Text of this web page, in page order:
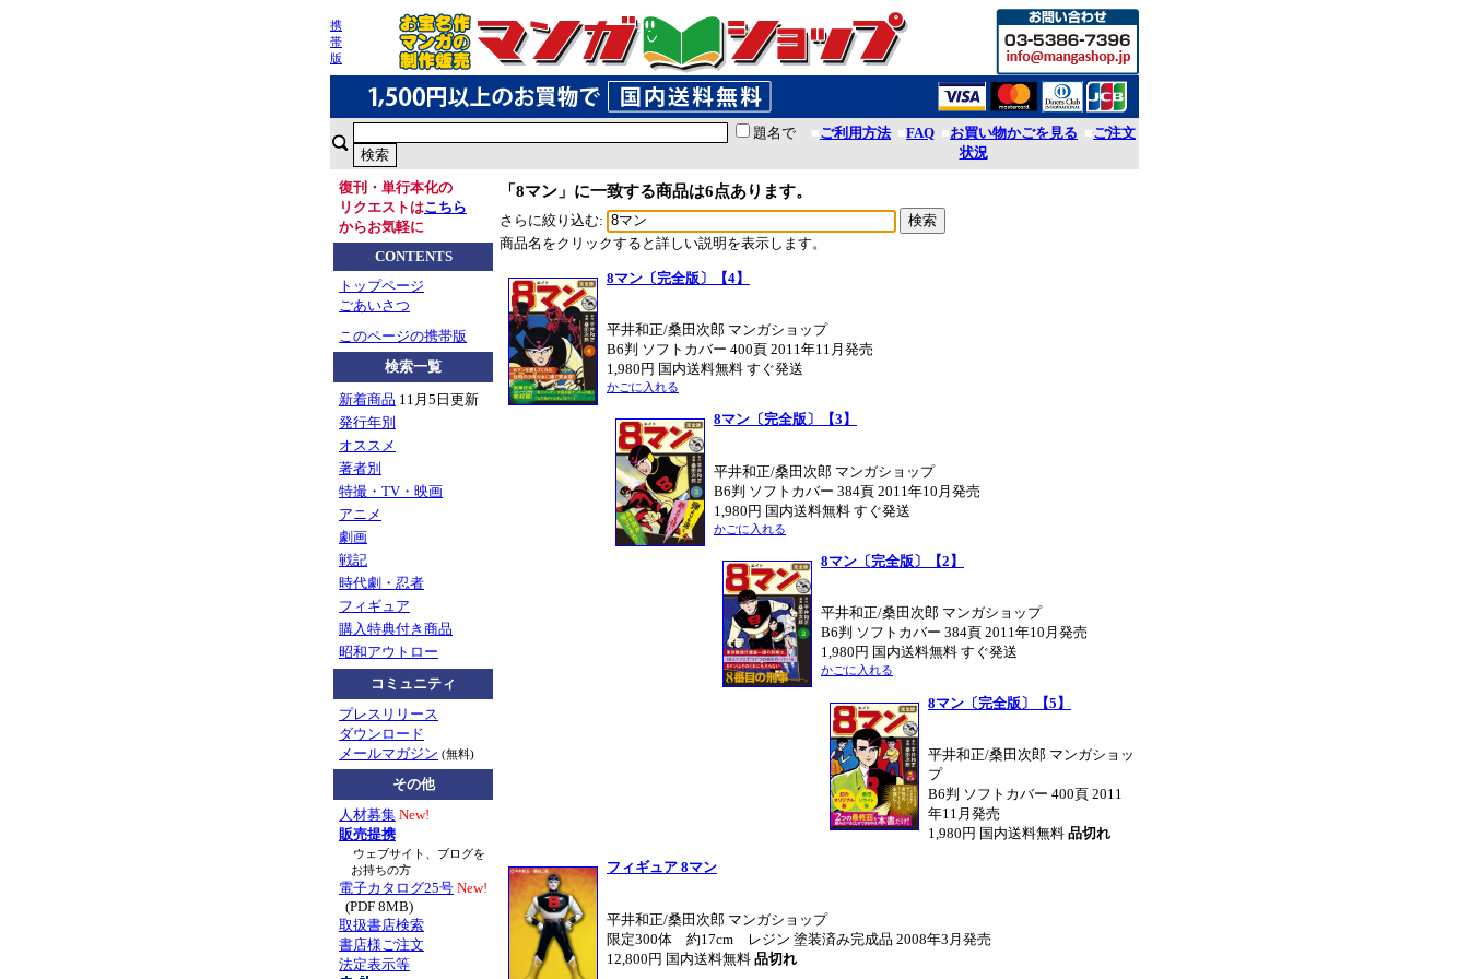
携
帯
版
題名で ■ご利用方法■FAQ ■お買い物かごを見る ■ご注文
状況
復刊・単行本化の
リクエストはこちら
からお気軽に
CONTENTS
トップページ
ごあいさつ
このページの携帯版
検索一覧
新着商品 11月5日更新
発行年別
オススメ
著者別
特撮・TV・映画
アニメ
劇画
戦記
時代劇・忍者
フィギュア
購入特典付き商品
昭和アウトロー
コミュニティ
プレスリリース
ダウンロード
メールマガジン (無料)
その他
人材募集 New!
販売提携
ウェブサイト、ブログを
お持ちの方
電子カタログ25号 New!
(PDF 8MB)
取扱書店検索
書店様ご注文
法定表示等
「8マン」に一致する商品は6点あります。
さらに絞り込む:
商品名をクリックすると詳しい説明を表示します。
8マン〔完全版〕【4】
平井和正/桑田次郎 マンガショップ
B6判 ソフトカバー 400頁 2011年11月発売
1,980円 国内送料無料 すぐ発送
かごに入れる
8マン〔完全版〕【3】
平井和正/桑田次郎 マンガショップ
B6判 ソフトカバー 384頁 2011年10月発売
1,980円 国内送料無料 すぐ発送
かごに入れる
8マン〔完全版〕【2】
平井和正/桑田次郎 マンガショップ
B6判 ソフトカバー 384頁 2011年10月発売
1,980円 国内送料無料 すぐ発送
かごに入れる
8マン〔完全版〕【5】
平井和正/桑田次郎 マンガショッ
プ
B6判 ソフトカバー 400頁 2011
年11月発売
1,980円 国内送料無料 品切れ
フィギュア 8マン
平井和正/桑田次郎 マンガショップ
限定300体 約17cm レジン 塗装済み完成品 2008年3月発売
12,800円 国内送料無料 品切れ